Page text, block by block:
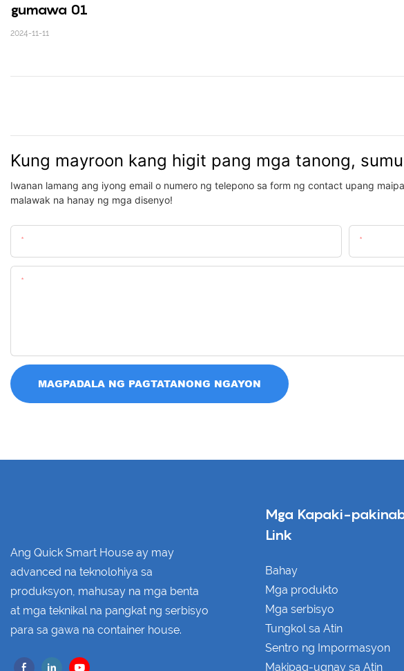
gumawa 01
2024-11-11
Kung mayroon kang higit pang mga tanong,
Iwanan lamang ang iyong email o numero ng telepono sa form ng contact upang
malawak na hanay ng mga disenyo!
MAGPADALA NG PAGTATANONG NGAYON
Ang Quick Smart House ay may
advanced na teknolohiya sa
produksyon, mahusay na mga benta
at mga teknikal na pangkat ng serbisyo
para sa gawa na container house.
Mga Kapaki-
Link
Bahay
Mga produkto
Mga serbisyo
Tungkol sa Atin
Sentro ng Impormasyon
Makipag-ugnay sa Atin